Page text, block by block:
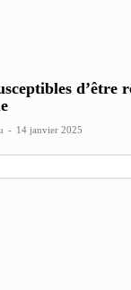
d’être
- 14 janvier 2025